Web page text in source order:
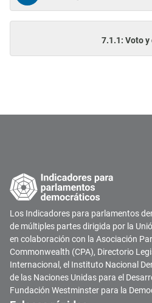
7.1.1: Voto
Los Indicadores para parlamentos
de múltiples partes dirigida por la
en colaboración con la Asociación
Commonwealth (CPA), Directorio
Internacional, el Instituto Nacional
de las Naciones Unidas para el
Fundación Westminster para la